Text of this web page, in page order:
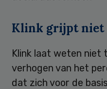
Klink grijpt niet
Klink laat weten niet
verhogen van het
dat zich voor de